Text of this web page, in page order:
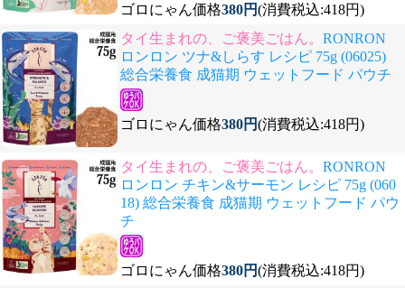
ゴロにゃん価格380円(消費税込:418円)
タイ生まれの、ご褒美ごはん。 RONRON
ロンロン ツナ&しらす レシピ 75g (06025)
総合栄養食 成猫期 ウェットフード パウチ
ゴロにゃん価格380円(消費税込:418円)
タイ生まれの、ご褒美ごはん。 RONRON
ロンロン チキン&サーモン レシピ 75g (060
18) 総合栄養食 成猫期 ウェットフード パウ
チ
ゴロにゃん価格380円(消費税込:418円)